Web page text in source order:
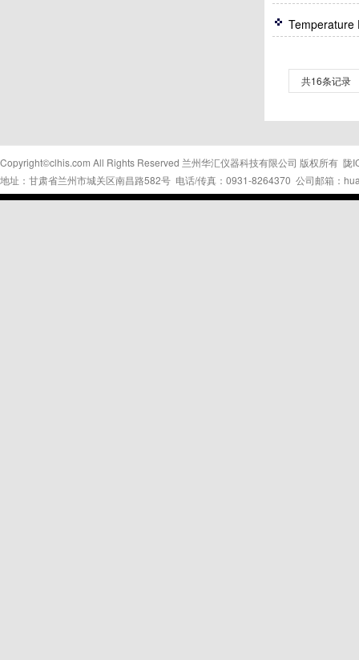
共16条记录
Copyright©clhis.com All Rights Reserved 兰州华汇仪器科技有限公司 版权所有 陇
地址：甘肃省兰州市城关区南昌路582号 电话/传真：0931-8264370 公司邮箱：